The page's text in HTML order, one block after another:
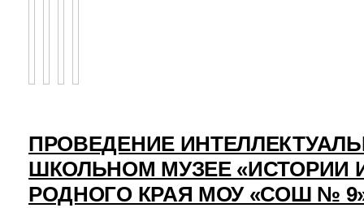
ПРОВЕДЕНИЕ
ШКОЛЬНОМ МУЗЕЕ «ИСТОРИИ
РОДНОГО КРАЯ МОУ «СОШ №